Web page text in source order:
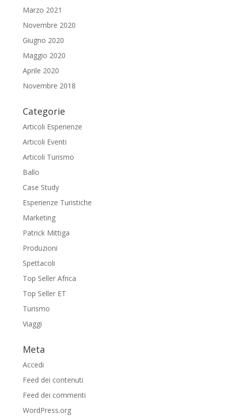
Marzo 2021
Novembre 2020
Giugno 2020
Maggio 2020
Aprile 2020
Novembre 2018
Categorie
Articoli Esperienze
Articoli Eventi
Articoli Turismo
Ballo
Case Study
Esperienze Turistiche
Marketing
Patrick Mittiga
Produzioni
Spettacoli
Top Seller Africa
Top Seller ET
Turismo
Viaggi
Meta
Accedi
Feed dei contenuti
Feed dei commenti
WordPress.org